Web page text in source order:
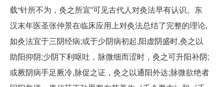
载“针所不为，灸之所宜”可见古代人对灸法早有认识。东
汉末年医圣张仲景在临床应用上对灸法总结了完整的理论,
如灸法宜于三阴经病;或于少阴病初起,阳虚阴盛时,灸之以
助阳抑阴;少阴下利呕吐，脉微细而涩时，灸之可升阳补阴;
或厥阴病手足厥冷,脉促之证，灸之以通阳外达;脉微欲绝者